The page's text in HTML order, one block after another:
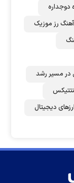
دوجداره
آهنگ رز‌ موزیک
در مسیر رشد
دیجیتال